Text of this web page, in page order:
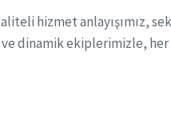
hizmet anlayışımız,
dinamik ekiplerimizle, her